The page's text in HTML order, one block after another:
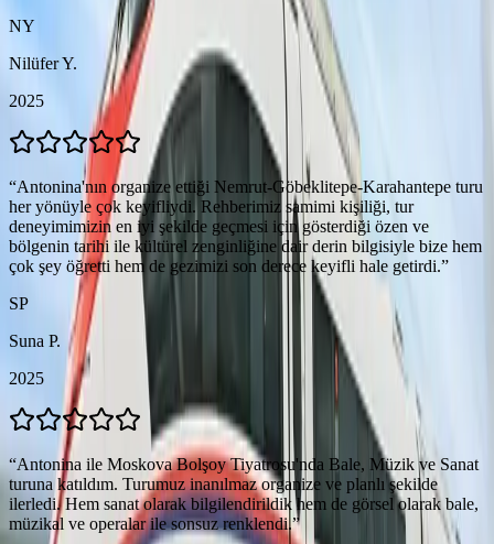
NY
Nilüfer Y.
2025
“Antonina'nın organize ettiği Nemrut-Göbeklitepe-Karahantepe turu
her yönüyle çok keyifliydi. Rehberimiz samimi kişiliği, tur
deneyimimizin en iyi şekilde geçmesi için gösterdiği özen ve
bölgenin tarihi ile kültürel zenginliğine dair derin bilgisiyle bize hem
çok şey öğretti hem de gezimizi son derece keyifli hale getirdi.”
SP
Suna P.
2025
“Antonina ile Moskova Bolşoy Tiyatrosu'nda Bale, Müzik ve Sanat
turuna katıldım. Turumuz inanılmaz organize ve planlı şekilde
ilerledi. Hem sanat olarak bilgilendirildik hem de görsel olarak bale,
müzikal ve operalar ile sonsuz renklendi.”